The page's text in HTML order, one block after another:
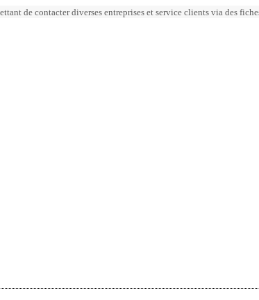
de contacter diverses entreprises et service clients via des